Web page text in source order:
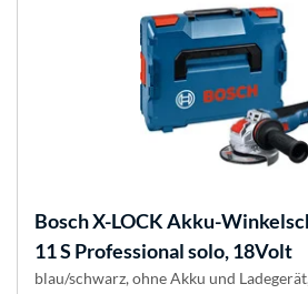
BoschX-LOCK Akku-
11 S Professional solo, 18Volt
blau/schwarz, ohne Akku und